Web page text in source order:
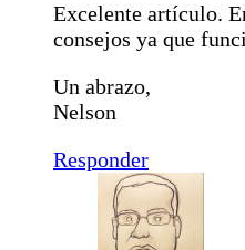
Excelente artículo.
consejos ya que
Un abrazo,
Nelson
Responder